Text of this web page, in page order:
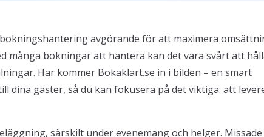
avgörande för att maximera
många bokningar att hantera kan det vara svårt att
Här kommer Bokaklart.se in i bilden – en smart
dina gäster, så du kan fokusera på det viktiga: att
särskilt under evenemang och helger. Missade